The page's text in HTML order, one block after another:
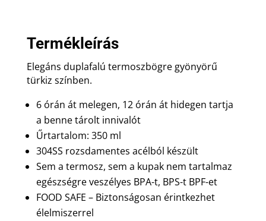
Termékleírás
Elegáns duplafalú termoszbögre gyönyörű
türkiz színben.
6 órán át melegen, 12 órán át hidegen tartja
a benne tárolt innivalót
Űrtartalom: 350 ml
304SS rozsdamentes acélból készült
Sem a termosz, sem a kupak nem tartalmaz
egészségre veszélyes BPA-t, BPS-t BPF-et
FOOD SAFE – Biztonságosan érintkezhet
élelmiszerrel